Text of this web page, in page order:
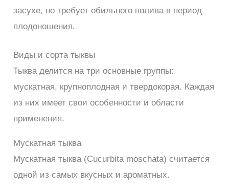
засухе, но требует обильного полива в период
плодоношения.
Виды и сорта тыквы
Тыква делится на три основные группы:
мускатная, крупноплодная и твердокорая. Каждая
из них имеет свои особенности и области
применения.
Мускатная тыква
Мускатная тыква (Cucurbita moschata) считается
одной из самых вкусных и ароматных.